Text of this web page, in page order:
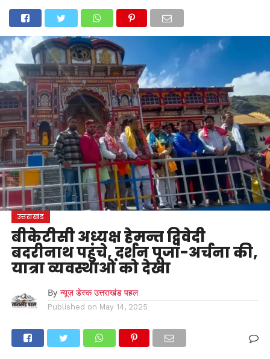
उत्तराखंड अल्मोड़ाउत्तरकाशीउधम सिंह नगर
टिहरी गढ़वाल
देहरादून नैनीतालपिथौरागढ़पौड़ी गढ़वाल रुद्रप्रयागहरिद्वार
मनोरंजन
उत्तराखंड
बीकेटीसी अध्यक्ष हेमन्त द्विवेदी
बदरीनाथ पहुंचे, दर्शन पूजा-अर्चना की,
यात्रा व्यवस्थाओंं को देखा
By न्यूज़ डेस्क उत्तराखंड पहल
Published on May 14, 2025